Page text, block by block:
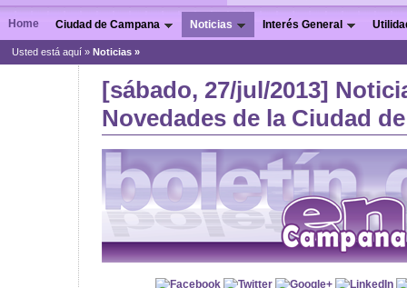
Home Ciudad de Campana Noticias Interés General
Usted está aquí » Noticias »
[sábado, 27/jul/2013]
Novedades de la Ciudad